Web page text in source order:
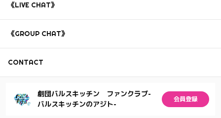
《LIVE CHAT》
《GROUP CHAT》
CONTACT
劇団バルスキッチン ファンクラブ-
バルスキッチンのアジト-
会員登録